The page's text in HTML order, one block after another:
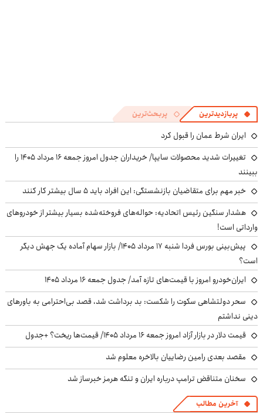
پربازدیدترین پربحث‌ترین
ایران شرط عمان را قبول کرد
تغییرات شدید محصولات سایپا/ خریداران جدول امروز جمعه ۱۶ مرداد ۱۴۰۵ را
ببینند
خبر مهم برای متقاضیان بازنشستگی: این افراد باید ۵ سال بیشتر کار کنند
هشدار سنگین رئیس اتحادیه: حواله‌های فروخته‌شده بسیار بیشتر از خودروهای
وارداتی است!
پیش‌بینی بورس فردا شنبه ۱۷ مرداد ۱۴۰۵/ بازار سهام آماده یک جهش دیگر
است؟
ایران‌خودرو امروز با قیمت‌های تازه آمد/ جدول جمعه ۱۶ مرداد ۱۴۰۵
سحر دولتشاهی سکوت را شکست: بد برداشت شد، قصد بی‌احترامی به باورهای
دینی نداشتم
قیمت دلار در بازار آزاد امروز جمعه ۱۶ مرداد ۱۴۰۵/ قیمت‌ها ریخت؟ +جدول
مقصد بعدی رامین رضاییان بالاخره معلوم شد
سخنان متناقض ترامپ درباره ایران و تنگه هرمز خبرساز شد
آخرین مطالب